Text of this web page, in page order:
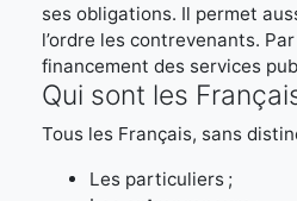
ses obligations. Il permet
l’ordre les contrevenants.
financement des services
Qui sont les
Tous les Français, sans
Les particuliers ;